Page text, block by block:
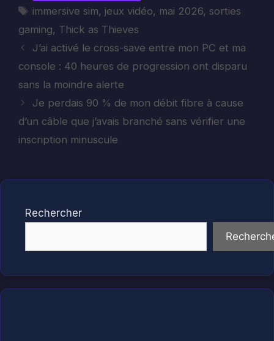
Étiquettes
immersive sim, jeux vidéo, mai 2026, sorties
gaming, Thick as Thieves
J’ai activé le cross-save entre mon PC et ma
console : 40 heures de progression ont disparu
sans la moindre alerte
Je perdais 90 % de mon débit fibre à cause
d’un câble que j’avais branché sans vérifier une
inscription minuscule
Rechercher